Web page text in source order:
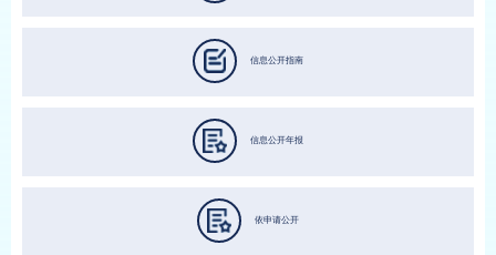
信息公开指南
信息公开年报
依申请公开